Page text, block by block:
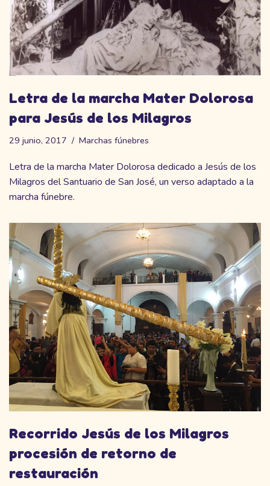
Letra de la marcha Mater Dolorosa
para Jesús de los Milagros
29 junio, 2017 Marchas fúnebres
Letra de la marcha Mater Dolorosa dedicado a Jesús de los
Milagros del Santuario de San José, un verso adaptado a la
marcha fúnebre.
Recorrido Jesús de los Milagros
procesión de retorno de
restauración